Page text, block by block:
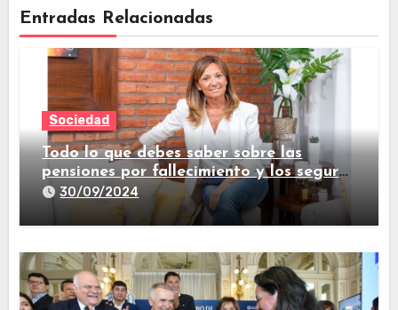
Entradas Relacionadas
Sociedad
Todo lo que debes saber sobre las
pensiones por fallecimiento y los seguros
de vida
30/09/2024